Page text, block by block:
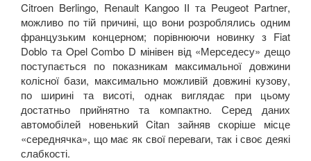
Citroen Berlingo, Renault Kangoo II та Peugeot Partner,
можливо по тій причині, що вони розроблялись одним
французьким концерном; порівнюючи новинку з Fiat
Doblo та Opel Combo D мінівен від «Мерседесу» дещо
поступається по показникам максимальної довжини
колісної бази, максимально можливій довжині кузову,
по ширині та висоті, однак виглядає при цьому
достатньо прийнятно та компактно. Серед даних
автомобілей новенькийCitan зайняв скоріше місце
«середнячка», що має як свої переваги, так і своє деякі
слабкості.